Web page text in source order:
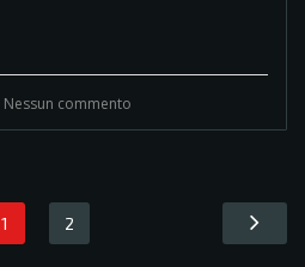
Nessun commento
1 2